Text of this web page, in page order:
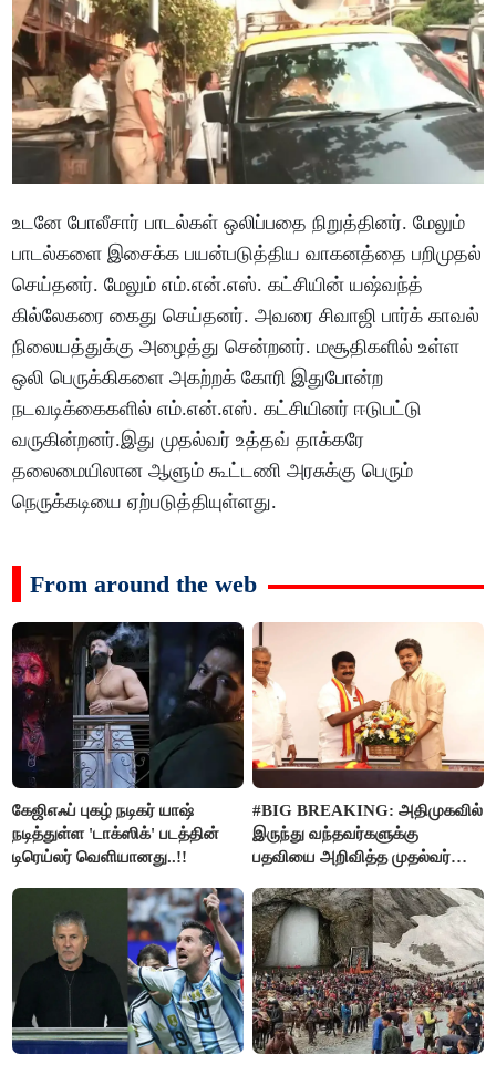
உடனே போலீசார் பாடல்கள் ஒலிப்பதை நிறுத்தினர். மேலும்
பாடல்களை இசைக்க பயன்படுத்திய வாகனத்தை பறிமுதல்
செய்தனர். மேலும் எம்.என்.எஸ். கட்சியின் யஷ்வந்த்
கில்லேகரை கைது செய்தனர். அவரை சிவாஜி பார்க் காவல்
நிலையத்துக்கு அழைத்து சென்றனர். மசூதிகளில் உள்ள
ஒலி பெருக்கிகளை அகற்றக் கோரி இதுபோன்ற
நடவடிக்கைகளில் எம்.என்.எஸ். கட்சியினர் ஈடுபட்டு
வருகின்றனர்.இது முதல்வர் உத்தவ் தாக்கரே
தலைமையிலான ஆளும் கூட்டணி அரசுக்கு பெரும்
நெருக்கடியை ஏற்படுத்தியுள்ளது.
From around the web
கேஜிஎஃப் புகழ் நடிகர் யாஷ்
நடித்துள்ள 'டாக்‌ஸிக்' படத்தின்
டிரெய்லர் வெளியானது..!!
#BIG BREAKING: அதிமுகவில்
இருந்து வந்தவர்களுக்கு
பதவியை அறிவித்த முதல்வர்